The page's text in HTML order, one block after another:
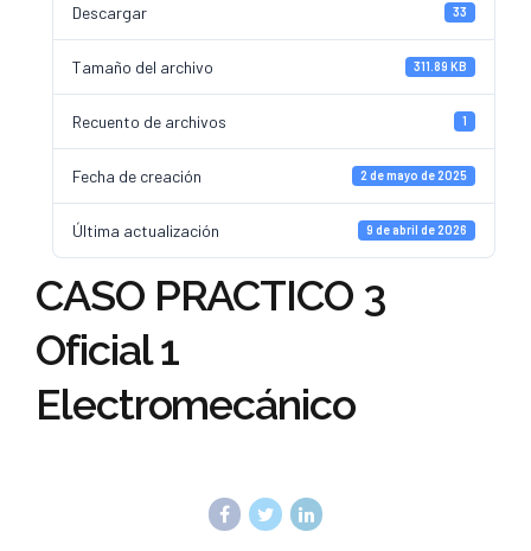
Descargar 33
Tamaño del archivo 311.89 KB
Recuento de archivos 1
Fecha de creación 2 de mayo de 2025
Última actualización 9 de abril de 2026
CASO PRACTICO 3
Oficial 1
Electromecánico